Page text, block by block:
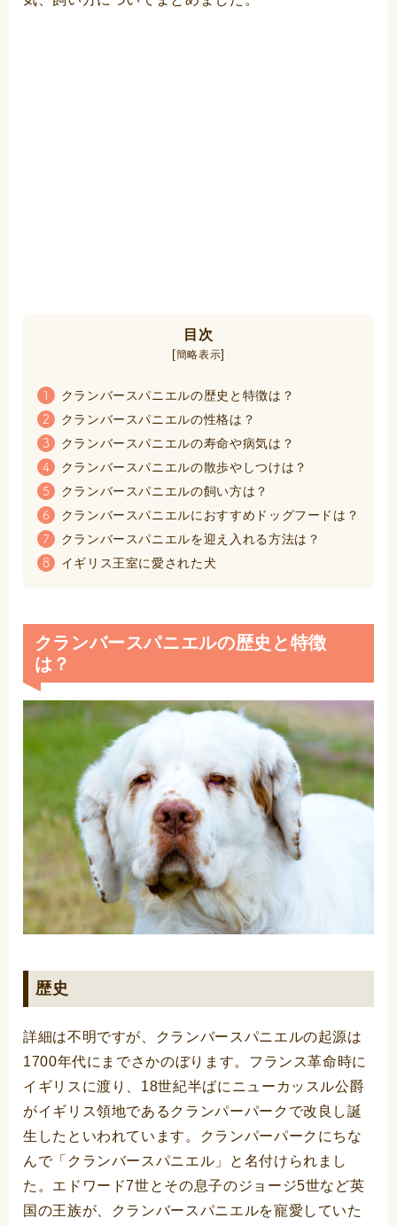
目次
[簡略表示]
1 クランバースパニエルの歴史と特徴は？
2 クランバースパニエルの性格は？
3 クランバースパニエルの寿命や病気は？
4 クランバースパニエルの散歩やしつけは？
5 クランバースパニエルの飼い方は？
6 クランバースパニエルにおすすめドッグフードは？
7 クランバースパニエルを迎え入れる方法は？
8 イギリス王室に愛された犬
クランバースパニエルの歴史と特徴
は？
歴史
詳細は不明ですが、クランバースパニエルの起源は
1700年代にまでさかのぼります。フランス革命時に
イギリスに渡り、18世紀半ばにニューカッスル公爵
がイギリス領地であるクランパーパークで改良し誕
生したといわれています。クランパーパークにちな
んで「クランバースパニエル」と名付けられまし
た。エドワード7世とその息子のジョージ5世など英
国の王族が、クランバースパニエルを寵愛していた